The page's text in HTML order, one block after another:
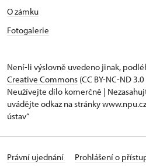
O zámku
Fotogalerie
Není-li výslovně uvedeno jinak,
Creative Commons (CC BY-NC-ND
Neužívejte dílo komerčně |
uvádějte odkaz na stránky
ústav“
Právní ujednání Prohlášení o